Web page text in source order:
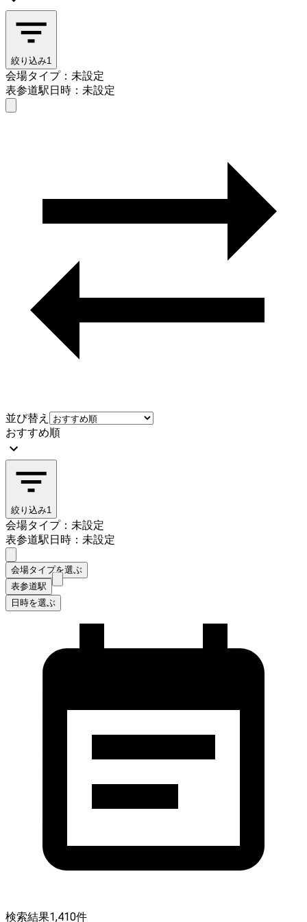
絞り込み1
会場タイプ：未設定
表参道駅日時：未設定
並び替え
おすすめ順
絞り込み1
会場タイプ：未設定
表参道駅日時：未設定
会場タイプを選ぶ
表参道駅
日時を選ぶ
検索結果1,410件